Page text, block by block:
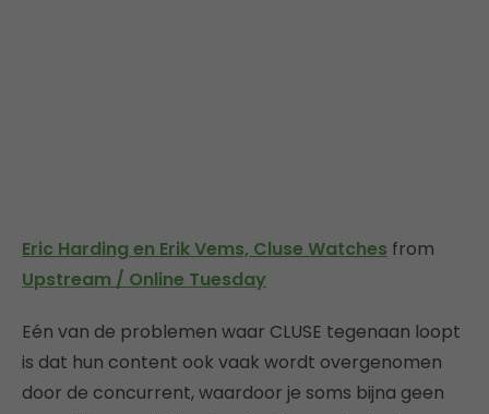
Eric Harding en Erik Vems, Cluse Watches from
Upstream / Online Tuesday
Eén van de problemen waar CLUSE tegenaan loopt
is dat hun content ook vaak wordt overgenomen
door de concurrent, waardoor je soms bijna geen